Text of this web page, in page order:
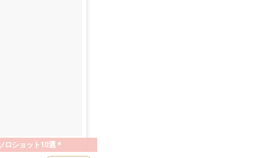
ロショット10選＊